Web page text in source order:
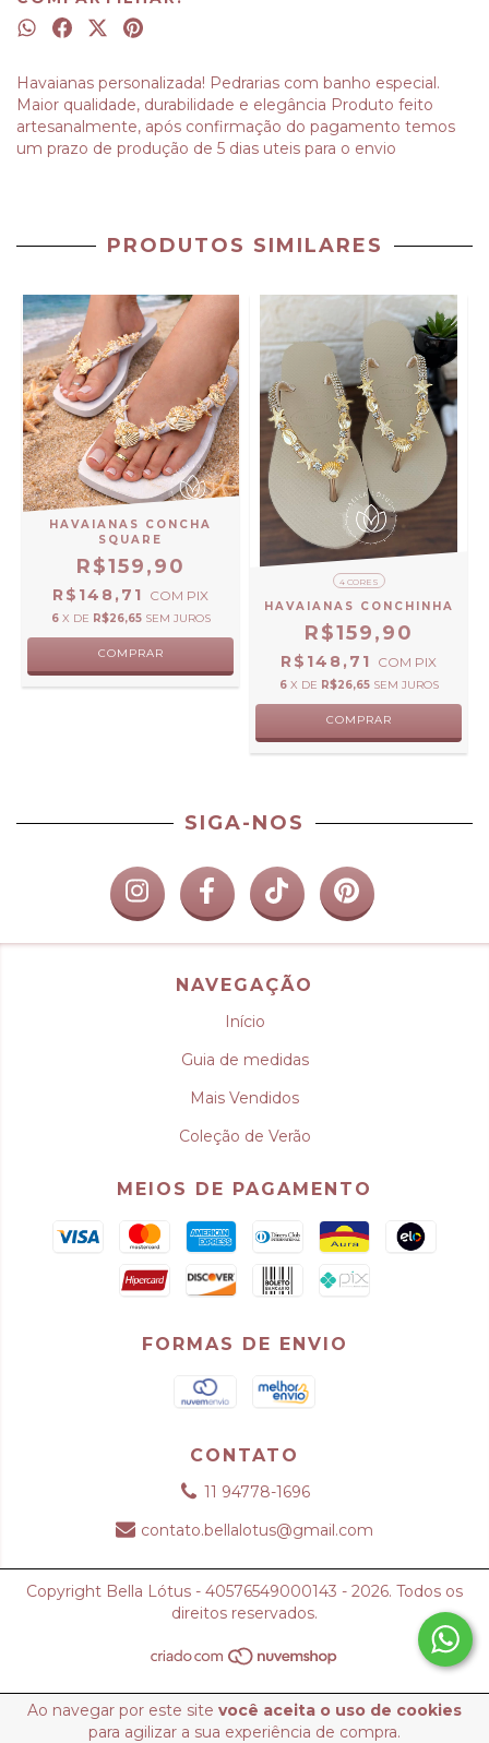
Ao navegar por este site você aceita o uso de cookies
para agilizar a sua experiência de compra.
Havaianas personalizada! Pedrarias com banho especial.
Maior qualidade, durabilidade e elegância Produto feito
artesanalmente, após confirmação do pagamento temos
um prazo de produção de 5 dias uteis para o envio
PRODUTOS SIMILARES
HAVAIANAS CONCHA
SQUARE
R$159,90
R$148,71 COM PIX
6 X DE R$26,65 SEM JUROS
COMPRAR
4 CORES
HAVAIANAS CONCHINHA
R$159,90
R$148,71 COM PIX
6 X DE R$26,65 SEM JUROS
COMPRAR
SIGA-NOS
NAVEGAÇÃO
Início
Guia de medidas
Mais Vendidos
Coleção de Verão
MEIOS DE PAGAMENTO
FORMAS DE ENVIO
CONTATO
11 94778-1696
contato.bellalotus@gmail.com
Copyright Bella Lótus - 40576549000143 - 2026. Todos os
direitos reservados.